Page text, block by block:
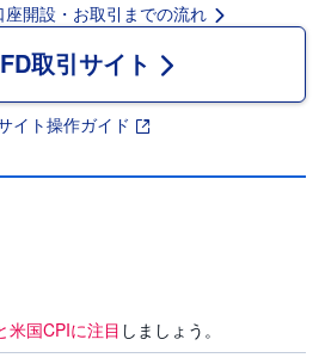
開設・お取引までの流れ
取引サイト
イト操作ガイド
米国CPIに注目 しましょう。